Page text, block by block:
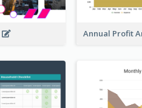
Annual Profit